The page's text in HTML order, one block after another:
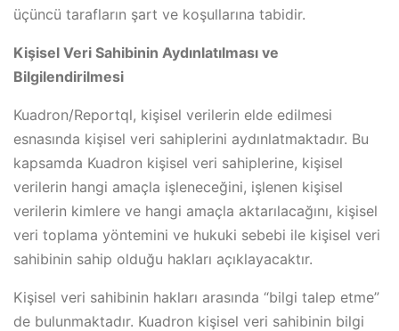
üçüncü tarafların şart ve koşullarına tabidir.
Kişisel Veri Sahibinin Aydınlatılması ve
Bilgilendirilmesi
Kuadron/Reportql, kişisel verilerin elde edilmesi
esnasında kişisel veri sahiplerini aydınlatmaktadır. Bu
kapsamda Kuadron kişisel veri sahiplerine, kişisel
verilerin hangi amaçla işleneceğini, işlenen kişisel
verilerin kimlere ve hangi amaçla aktarılacağını, kişisel
veri toplama yöntemini ve hukuki sebebi ile kişisel veri
sahibinin sahip olduğu hakları açıklayacaktır.
Kişisel veri sahibinin hakları arasında “bilgi talep etme”
de bulunmaktadır. Kuadron kişisel veri sahibinin bilgi